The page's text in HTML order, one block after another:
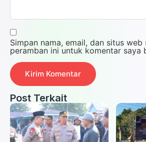
Simpan nama, email, dan situs web
peramban ini untuk komentar saya
Post Terkait